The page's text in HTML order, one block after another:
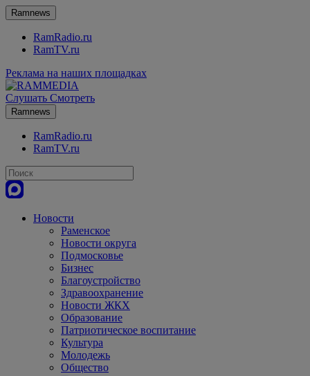
Ramnews
RamRadio.ru
RamTV.ru
Реклама на наших площадках
Слушать Смотреть
Ramnews
RamRadio.ru
RamTV.ru
Новости
Раменское
Новости округа
Подмосковье
Бизнес
Благоустройство
Здравоохранение
Новости ЖКХ
Образование
Патриотическое воспитание
Культура
Молодежь
Общество